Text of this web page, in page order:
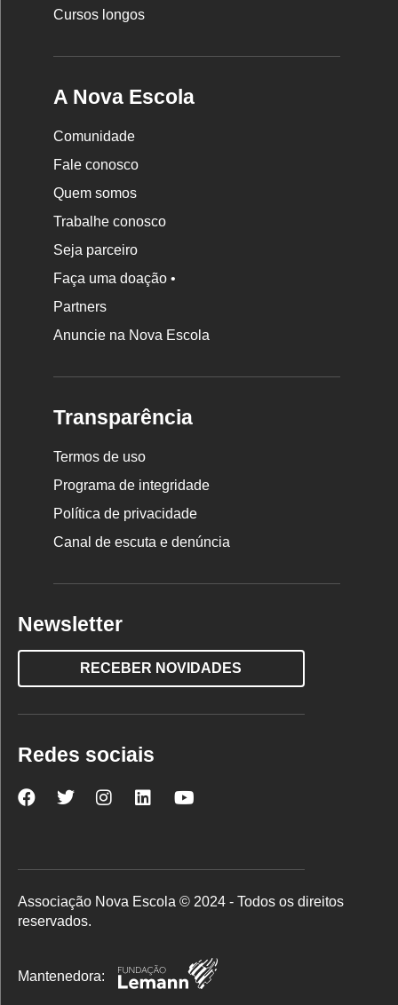
Cursos longos
A Nova Escola
Comunidade
Fale conosco
Quem somos
Trabalhe conosco
Seja parceiro
Faça uma doação •
Partners
Anuncie na Nova Escola
Transparência
Termos de uso
Programa de integridade
Política de privacidade
Canal de escuta e denúncia
Newsletter
RECEBER NOVIDADES
Redes sociais
Nova
Facebook
Nova
Twitter
Nova
Instagram
Nova
LinkedInYouTube
Associação Nova Escola © 2024 - Todos os direitos
reservados.
Mantenedora: